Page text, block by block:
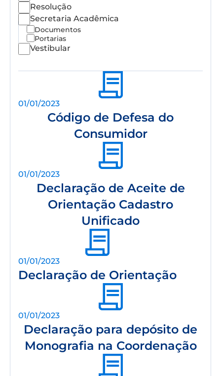
Resolução
Secretaria Acadêmica
Documentos
Portarias
Vestibular
01/01/2023
Código de Defesa do
Consumidor
01/01/2023
Declaração de Aceite de
Orientação Cadastro
Unificado
01/01/2023
Declaração de Orientação
01/01/2023
Declaração para depósito de
Monografia na Coordenação